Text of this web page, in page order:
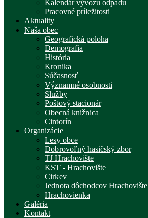
Kalendár vývozu odpadu
Pracovné príležitosti
Aktuality
Naša obec
Geografická poloha
Demografia
História
Kronika
Súčasnosť
Významné osobnosti
Služby
Poštový stacionár
Obecná knižnica
Cintorín
Organizácie
Lesy obce
Dobrovoľný hasičský zbor
TJ Hrachovište
KST - Hrachovište
Cirkev
Jednota dôchodcov Hrachovište
Hrachovienka
Galéria
Kontakt